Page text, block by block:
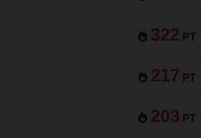
322 PT
217 PT
203 PT